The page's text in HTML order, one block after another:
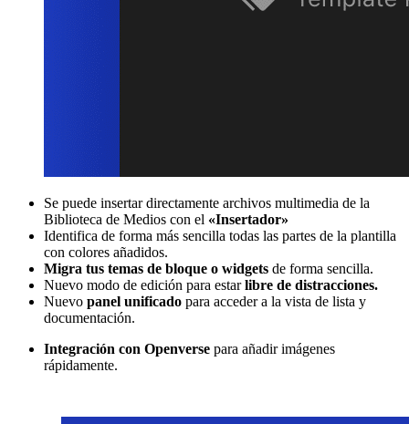
Se puede insertar directamente archivos multimedia de la
Biblioteca de Medios con el «Insertador»
Identifica de forma más sencilla todas las partes de la plantilla
con colores añadidos.
Migra tus temas de bloque o widgets de forma sencilla.
Nuevo modo de edición para estarlibre de distracciones.
Nuevo panel unificado para acceder a la vista de lista y
documentación.
Integración con Openverse para añadir imágenes
rápidamente.